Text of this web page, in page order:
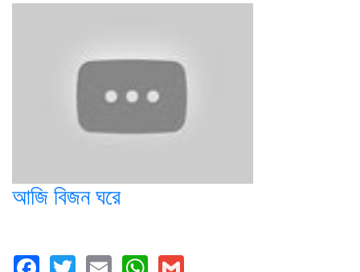
আজি বিজন ঘরে